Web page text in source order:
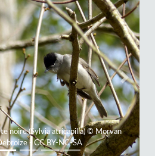
noire (Sylvia atricapilla) © Morvan
- CC BY-NC-SA
Next